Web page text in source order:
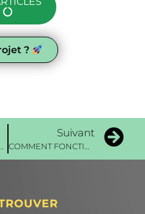
?
Suivant